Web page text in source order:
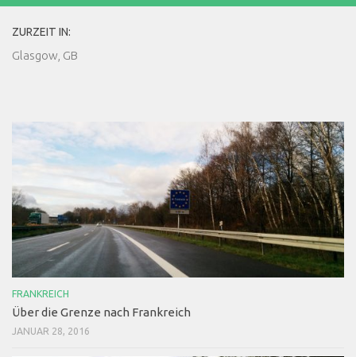
ZURZEIT IN:
Glasgow, GB
FRANKREICH
Über die Grenze nach Frankreich
JANUAR 28, 2016